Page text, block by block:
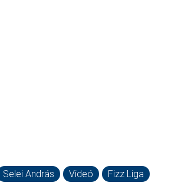
Selei András Videó Fizz Liga